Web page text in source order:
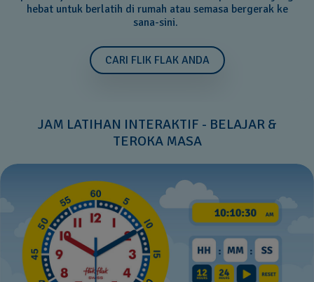
hebat untuk berlatih di rumah atau semasa bergerak ke
sana-sini.
CARI FLIK FLAK ANDA
JAM LATIHAN INTERAKTIF - BELAJAR &
TEROKA MASA